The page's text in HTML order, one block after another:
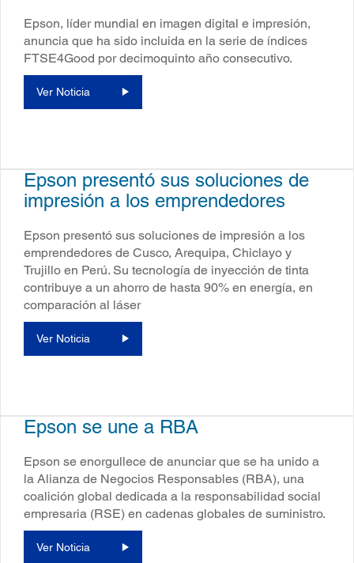
Epson, líder mundial en imagen digital e impresión,
anuncia que ha sido incluida en la serie de índices
FTSE4Good por decimoquinto año consecutivo.
Ver Noticia
Epson presentó sus soluciones de
impresión a los emprendedores
Epson presentó sus soluciones de impresión a los
emprendedores de Cusco, Arequipa, Chiclayo y
Trujillo en Perú. Su tecnología de inyección de tinta
contribuye a un ahorro de hasta 90% en energía, en
comparación al láser
Ver Noticia
Epson se une a RBA
Epson se enorgullece de anunciar que se ha unido a
la Alianza de Negocios Responsables (RBA), una
coalición global dedicada a la responsabilidad social
empresaria (RSE) en cadenas globales de suministro.
Ver Noticia